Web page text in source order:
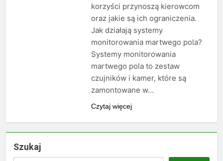
korzyści przynoszą kierowcom
oraz jakie są ich ograniczenia.
Jak działają systemy
monitorowania martwego pola?
Systemy monitorowania
martwego pola to zestaw
czujników i kamer, które są
zamontowane w…
Czytaj więcej
Szukaj